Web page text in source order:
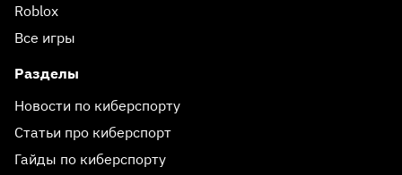
Roblox
Все игры
Разделы
Новости по киберспорту
Статьи про киберспорт
Гайды по киберспорту